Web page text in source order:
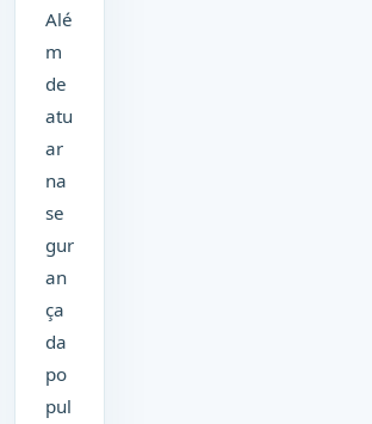
Alé
m
de
atu
ar
na
se
gur
an
ça
da
po
pul